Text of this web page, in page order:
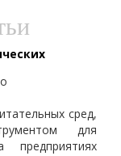
сред,
для
предприятиях